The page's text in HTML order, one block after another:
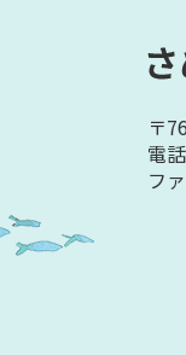
〒
電
フ